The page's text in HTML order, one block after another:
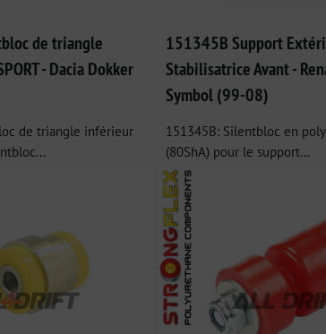
de triangle
- Dacia Dokker
de triangle inférieur
151345B Support
Stabilisatrice Avant -
Symbol (99-08)
151345B: Silentbloc en
(80ShA) pour le support...